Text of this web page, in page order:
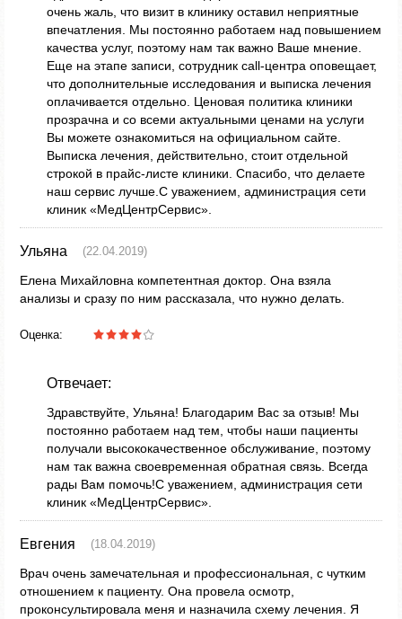
очень жаль, что визит в клинику оставил неприятные
впечатления. Мы постоянно работаем над повышением
качества услуг, поэтому нам так важно Ваше мнение.
Еще на этапе записи, сотрудник call-центра оповещает,
что дополнительные исследования и выписка лечения
оплачивается отдельно. Ценовая политика клиники
прозрачна и со всеми актуальными ценами на услуги
Вы можете ознакомиться на официальном сайте.
Выписка лечения, действительно, стоит отдельной
строкой в прайс-листе клиники. Спасибо, что делаете
наш сервис лучше.С уважением, администрация сети
клиник «МедЦентрСервис».
Ульяна (22.04.2019)
Елена Михайловна компетентная доктор. Она взяла
анализы и сразу по ним рассказала, что нужно делать.
Оценка:
Отвечает:
Здравствуйте, Ульяна! Благодарим Вас за отзыв! Мы
постоянно работаем над тем, чтобы наши пациенты
получали высококачественное обслуживание, поэтому
нам так важна своевременная обратная связь. Всегда
рады Вам помочь!С уважением, администрация сети
клиник «МедЦентрСервис».
Евгения (18.04.2019)
Врач очень замечательная и профессиональная, с чутким
отношением к пациенту. Она провела осмотр,
проконсультировала меня и назначила схему лечения. Я